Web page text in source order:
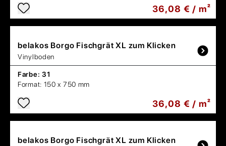
36,08 € / m²
belakos Borgo Fischgrät XL zum Klicken
Vinylboden
Farbe: 31
Format: 150 x 750 mm
36,08 € / m²
belakos Borgo Fischgrät XL zum Klicken